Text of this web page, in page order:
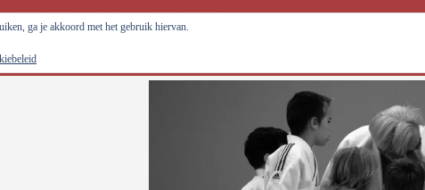
jezelf optimaal tot ontwikkeling brengen!
ga je akkoord met het gebruik hiervan.